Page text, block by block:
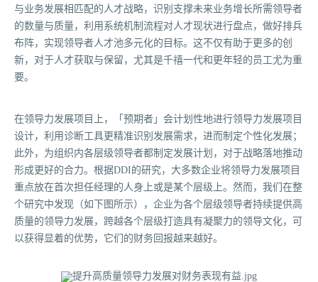
与业务发展相匹配的人才战略，识别支撑未来业务增长所需领导者
的数量与质量，利用系统机制流程对人才现状进行盘点，做好排兵
布阵，实现领导者人才池多元化的目标。这不仅有助于更多的创
新，对于人才获取与保留，尤其是千禧一代和更年轻的员工尤为重
要。
在领导力发展项目上，「预期者」会计划性地进行领导力发展项目
设计，利用诊断工具更精准识别发展需求，进而制定个性化发展；
此外，为组织内各层级领导者都制定发展计划，对于战略落地推动
形成更好的合力。根据DDI的研究，大多数企业将领导力发展项目
重点放在首次担任经理的人身上或是某个层级上。然而，我们在整
个研究中发现（如下图所示），企业为各个层级领导者持续提供高
质量的领导力发展，跨越各个层级打造具有凝聚力的领导文化，可
以获得显着的优势，它们的财务回报越来越好。